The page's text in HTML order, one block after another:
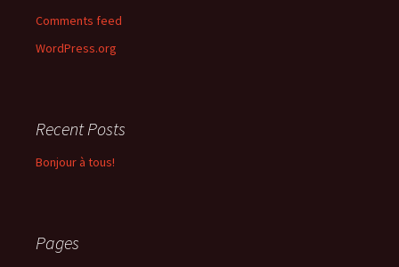
Comments feed
WordPress.org
Recent Posts
Bonjour à tous!
Pages